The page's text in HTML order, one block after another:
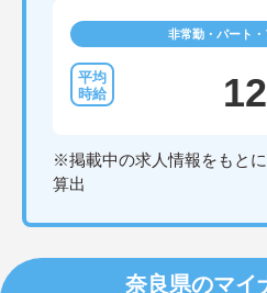
非常勤・パート・
※掲載中の求人情報をもと
算出
奈良県のマイ